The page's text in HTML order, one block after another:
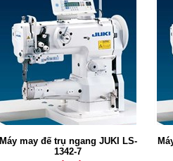
Máy may đế trụ ngang JUKI LS-
1342-7